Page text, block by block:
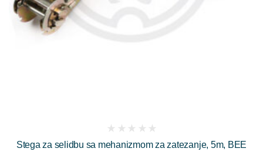
Stega za selidbu sa mehanizmom za zatezanje, 5m, BEE
reviews)